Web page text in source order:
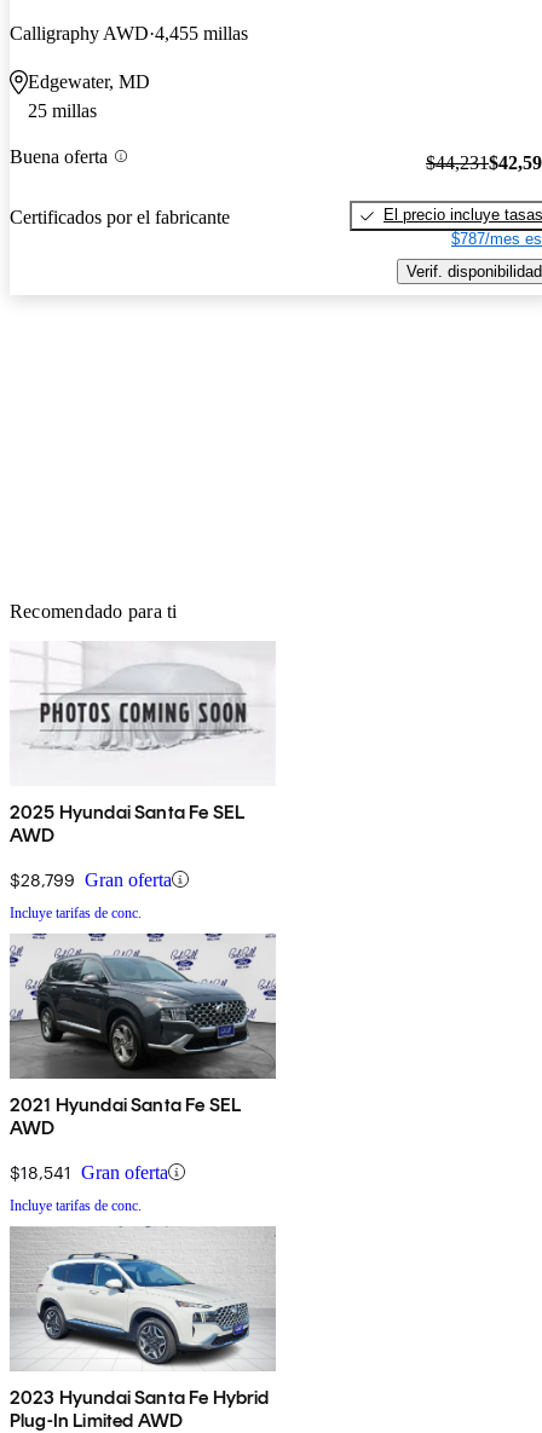
Calligraphy AWD 4,455 millas
Edgewater, MD
25 millas
Buena oferta
Certificados por el fabricante
$44,231
El precio incluye tasas
$787/mes
Verif. disponibilidad
Recomendado para ti
2025 Hyundai Santa Fe SEL
AWD
$28,799 Gran oferta
Incluye tarifas de conc.
2021 Hyundai Santa Fe SEL
AWD
$18,541 Gran oferta
Incluye tarifas de conc.
2023 Hyundai Santa Fe Hybrid
Plug-In Limited AWD